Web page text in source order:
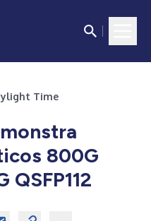
Time
800G
QSFP112